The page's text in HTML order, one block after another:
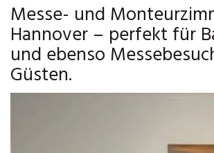
Messe- und
Hannover – perfekt für
und ebenso
Güsten.